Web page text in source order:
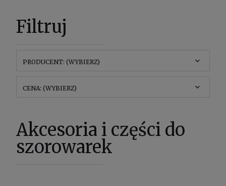
Filtruj
PRODUCENT: (WYBIERZ)
CENA: (WYBIERZ)
Akcesoria i części do
szorowarek